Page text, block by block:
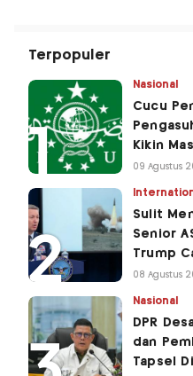
Terpopuler
Nasional
Cucu
Kikin
09 Agustus
Sulit
Senior
Trump
08 Agustus
Nasional
DPR
dan
Tapsel